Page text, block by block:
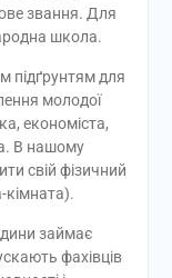
звання. Для
школа.
підґрунтям для
молодої
економіста,
В нашому
свій фізичний
займає
фахівців